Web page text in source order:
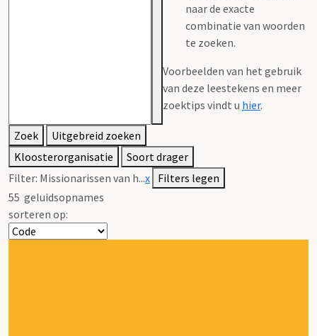
naar de exacte
combinatie van woorden
te zoeken.
Voorbeelden van het gebruik
van deze leestekens en meer
zoektips vindt u hier.
Zoek
Uitgebreid zoeken
Kloosterorganisatie
Soort drager
Filter: Missionarissen van h...x Filters legen
55 geluidsopnames
sorteren op: